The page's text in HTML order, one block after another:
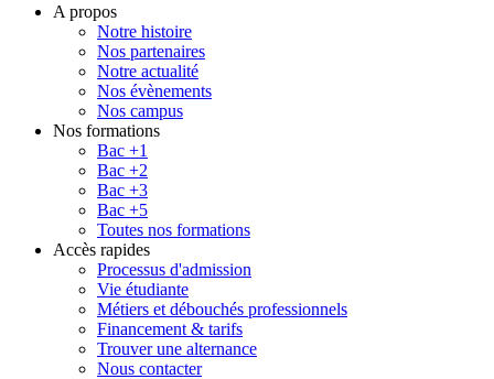
A propos
Notre histoire
Nos partenaires
Notre actualité
Nos évènements
Nos campus
Nos formations
Bac +1
Bac +2
Bac +3
Bac +5
Toutes nos formations
Accès rapides
Processus d'admission
Vie étudiante
Métiers et débouchés professionnels
Financement & tarifs
Trouver une alternance
Nous contacter